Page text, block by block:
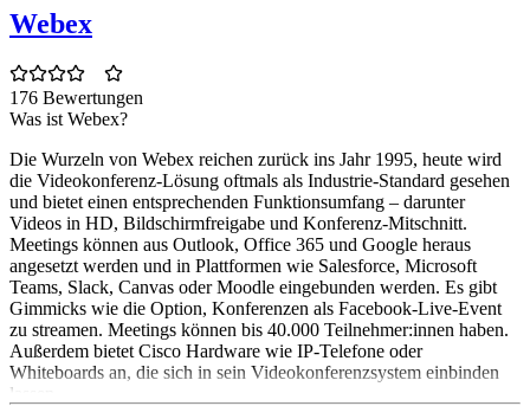
Webex
176 Bewertungen
Was ist Webex?
Die Wurzeln von Webex reichen zurück ins Jahr 1995, heute wird
die Videokonferenz-Lösung oftmals als Industrie-Standard gesehen
und bietet einen entsprechenden Funktionsumfang – darunter
Videos in HD, Bildschirmfreigabe und Konferenz-Mitschnitt.
Meetings können aus Outlook, Office 365 und Google heraus
angesetzt werden und in Plattformen wie Salesforce, Microsoft
Teams, Slack, Canvas oder Moodle eingebunden werden. Es gibt
Gimmicks wie die Option, Konferenzen als Facebook-Live-Event
zu streamen. Meetings können bis 40.000 Teilnehmer:innen haben.
Außerdem bietet Cisco Hardware wie IP-Telefone oder
Whiteboards an, die sich in sein Videokonferenzsystem einbinden
lassen.